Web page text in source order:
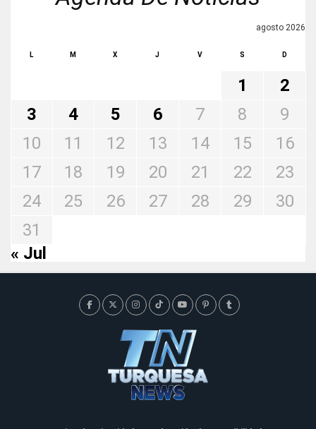
agosto 2026
L M X J V S D
1
2
3
4 5 6 7 8
9
10
11 12 13 14 15
16
17
18 19 20 21 22
23
24
25 26 27 28 29
30
31
« Jul